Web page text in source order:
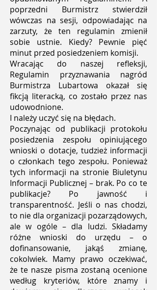
poprzedni Burmistrz stwierdził
wówczas na sesji, odpowiadając na
zarzuty, że ten regulamin zmienił
sobie ustnie. Kiedy? Pewnie pięć
minut przed posiedzeniem komisji.
Wracając do naszej refleksji,
Regulamin przyznawania nagród
Burmistrza Lubartowa okazał się
fikcją literacką, co zostało przez nas
udowodnione.
I należy uczyć się na błędach.
Poczynając od publikacji protokołu
posiedzenia zespołu opiniującego
wnioski o dotacje, tudzież informacji
o członkach tego zespołu. Ponieważ
tych informacji na stronie Biuletynu
Informacji Publicznej – brak. Po co te
publikacje? Po jawność i
transparentność. Jeśli o nas chodzi,
to nie dla organizacji pozarządowych,
ale w ogóle – dla ludzi. Składamy
różne wnioski do urzędu – o
dofinansowanie, jakąś zmianę,
cokolwiek. Mamy prawo oczekiwać,
że te nasze pisma zostaną ocenione
według kryteriów, które znamy i